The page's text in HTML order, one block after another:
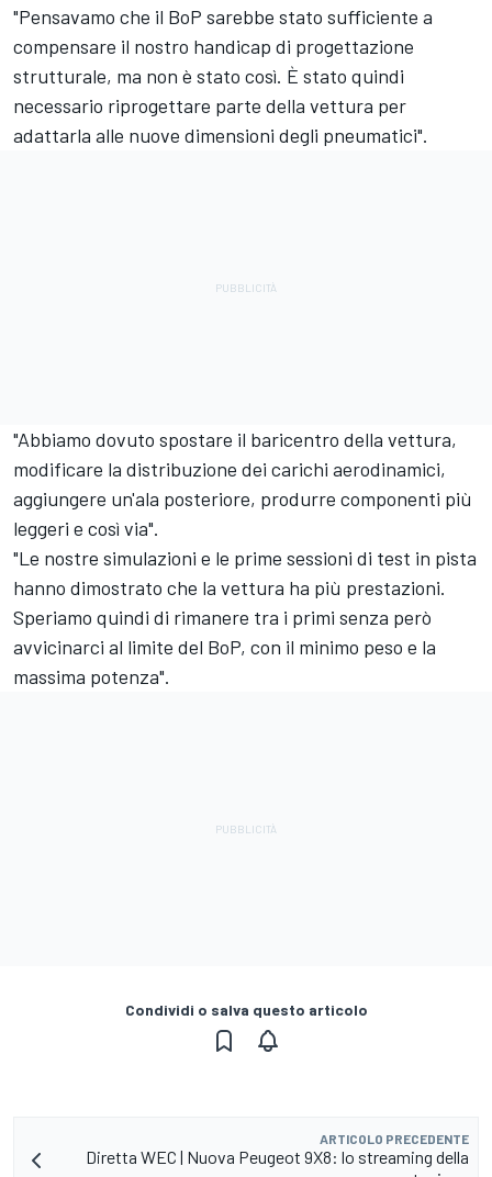
"Pensavamo che il BoP sarebbe stato sufficiente a
compensare il nostro handicap di progettazione
strutturale, ma non è stato così. È stato quindi
necessario riprogettare parte della vettura per
adattarla alle nuove dimensioni degli pneumatici".
"Abbiamo dovuto spostare il baricentro della vettura,
modificare la distribuzione dei carichi aerodinamici,
aggiungere un'ala posteriore, produrre componenti più
leggeri e così via".
"Le nostre simulazioni e le prime sessioni di test in pista
hanno dimostrato che la vettura ha più prestazioni.
Speriamo quindi di rimanere tra i primi senza però
avvicinarci al limite del BoP, con il minimo peso e la
massima potenza".
Condividi o salva questo articolo
ARTICOLO PRECEDENTE
Diretta WEC | Nuova Peugeot 9X8: lo streaming della